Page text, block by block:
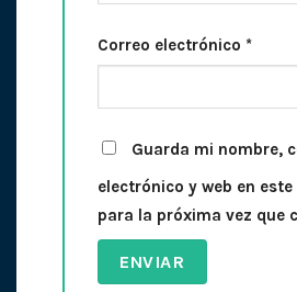
Correo electrónico *
Guarda mi nombre,
electrónico y web en
para la próxima vez que